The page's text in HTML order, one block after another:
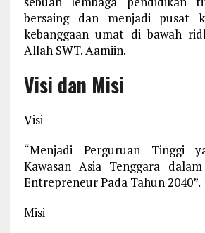
bersaing dan menjadi pusat
kebanggaan umat di bawah
Allah SWT. Aamiin.
Visi dan Misi
Visi
“Menjadi Perguruan Tinggi
Kawasan Asia Tenggara
Entrepreneur Pada Tahun 2040”.
Misi